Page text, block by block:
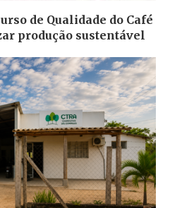
de Qualidade do Café
produção sustentável